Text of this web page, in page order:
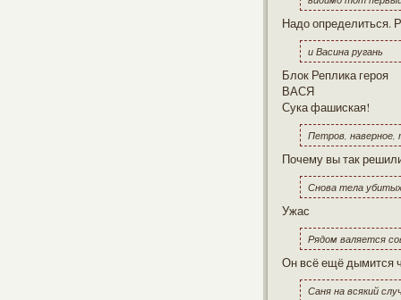
Надо определиться.
и Васина ругань
Блок Реплика героя
ВАСЯ
Сука фашиская!
Петров,
Почему вы так
Снова тела
Ужас
Рядом валяется
Он всё ещё дымится
Саня на всякий